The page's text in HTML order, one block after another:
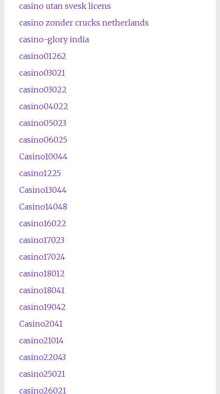
casino utan svesk licens
casino zonder crucks netherlands
casino-glory india
casino01262
casino03021
casino03022
casino04022
casino05023
casino06025
Casino10044
casino1225
Casino13044
Casino14048
casino16022
casino17023
casino17024
casino18012
casino18041
casino19042
Casino2041
casino21014
casino22043
casino25021
casino26021